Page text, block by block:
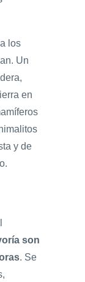
los
Un
en
y de
son
. Se